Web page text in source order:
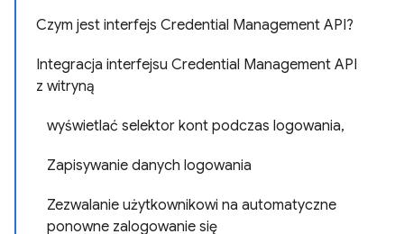
Czym jest interfejs Credential Management API?
Integracja interfejsu Credential Management API
z witryną
wyświetlać selektor kont podczas logowania,
Zapisywanie danych logowania
Zezwalanie użytkownikowi na automatyczne
ponowne zalogowanie się